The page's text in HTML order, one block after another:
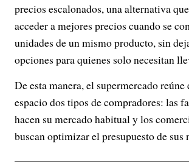
precios escalonados, una alternativa
acceder a mejores precios cuando se
unidades de un mismo producto, sin
opciones para quienes solo necesitan
De esta manera, el supermercado
espacio dos tipos de compradores: las
hacen su mercado habitual y los
buscan optimizar el presupuesto de sus